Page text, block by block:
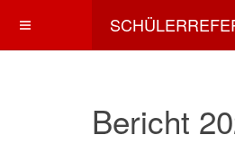
Bericht